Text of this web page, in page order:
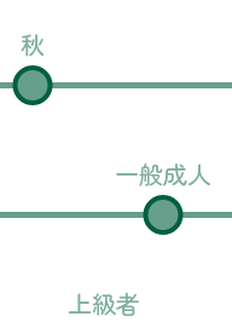
秋
一般成人
上級者